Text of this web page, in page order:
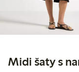
Midi šaty s